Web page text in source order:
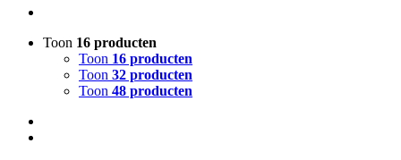
Toon 16 producten
Toon 16 producten
Toon 32 producten
Toon 48 producten